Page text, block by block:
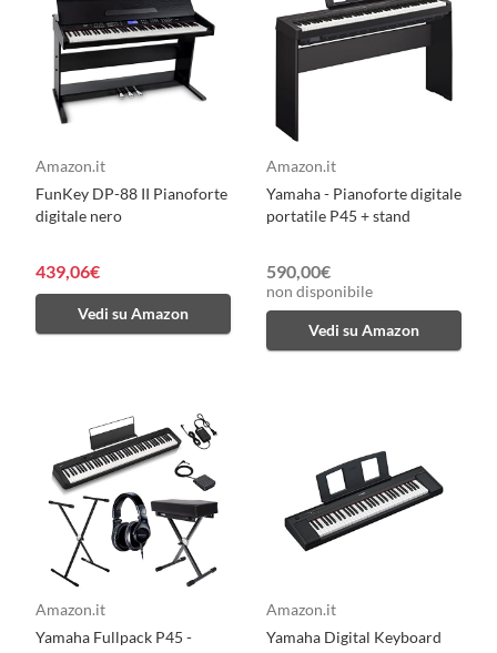
Amazon.it
FunKey DP-88 II Pianoforte
digitale nero
439,06€
Vedi su Amazon
Amazon.it
Yamaha - Pianoforte digitale
portatile P45 + stand
590,00€
non disponibile
Vedi su Amazon
Amazon.it
Yamaha Fullpack P45 -
Amazon.it
Yamaha Digital Keyboard